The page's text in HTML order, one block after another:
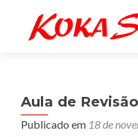
Aula de
Publicado em 18 de